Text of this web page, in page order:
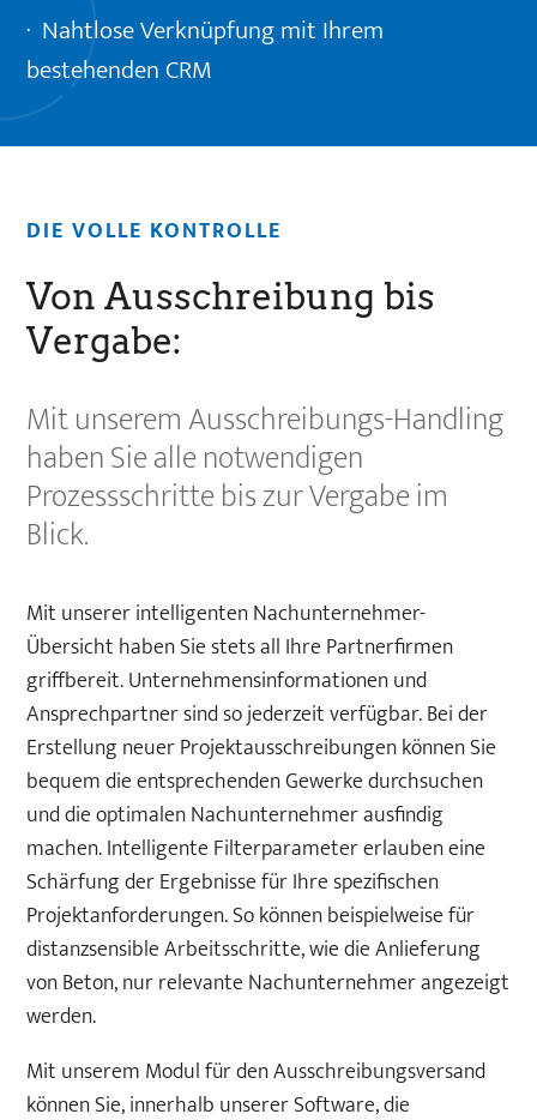
· Nahtlose Verknüpfung mit Ihrem
bestehenden CRM
DIE VOLLE KONTROLLE
Von Ausschreibung bis
Vergabe:
Mit unserem Ausschreibungs-Handling
haben Sie alle notwendigen
Prozessschritte bis zur Vergabe im
Blick.
Mit unserer intelligenten Nachunternehmer-
Übersicht haben Sie stets all Ihre Partnerfirmen
griffbereit. Unternehmensinformationen und
Ansprechpartner sind so jederzeit verfügbar. Bei der
Erstellung neuer Projektausschreibungen können Sie
bequem die entsprechenden Gewerke durchsuchen
und die optimalen Nachunternehmer ausfindig
machen. Intelligente Filterparameter erlauben eine
Schärfung der Ergebnisse für Ihre spezifischen
Projektanforderungen. So können beispielweise für
distanzsensible Arbeitsschritte, wie die Anlieferung
von Beton, nur relevante Nachunternehmer angezeigt
werden.
Mit unserem Modul für den Ausschreibungsversand
können Sie, innerhalb unserer Software, die